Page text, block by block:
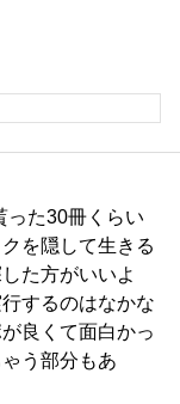
った30冊くらい
を隠して生きる
た方がいいよ
するのはなかな
良くて面白かっ
う部分もあ